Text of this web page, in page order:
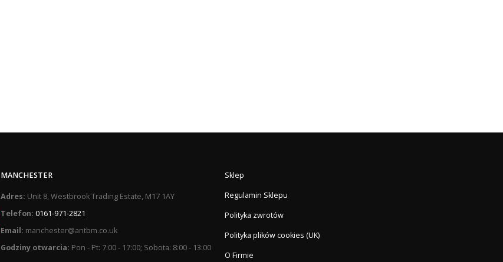
MANCHESTER
Adres: Unit 8, Westbrook Trading Estate, M17 1AY
Telefon: 0161-971-2821
Email: manchester@antbm.co.uk
Godziny otwarcia: Pon - Pt: 7:00 - 17:00; Sobota: 8:00 - 13:00
Sklep
Regulamin Sklepu
Polityka zwrotów
Polityka plików cookies (UK)
O Firmie